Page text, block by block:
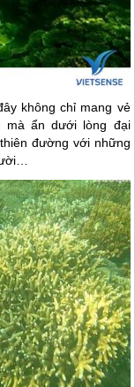
không chỉ mang vẻ
mà ẩn dưới lòng đại
đường với những